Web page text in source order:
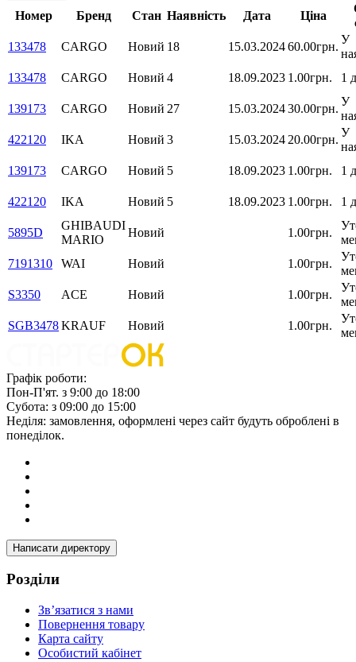
Номер Бренд Стан Наявність Дата Ціна
133478
CARGO Новий 18 15.03.202460.00грн.
У
133478
CARGO Новий 4 18.09.2023 1.00грн. 1
139173 CARGO Новий 27 15.03.202430.00грн.
У
422120
IKA Новий 3 15.03.2024 20.00грн.
У
139173
CARGO Новий 5 18.09.2023 1.00грн. 1
422120 IKA Новий 5 18.09.2023 1.00грн. 1
5895D
GHIBAUDI
MARIO
Новий 1.00грн.
7191310
WAI Новий 1.00грн.
S3350
ACE Новий 1.00грн.
SGB3478KRAUF Новий 1.00грн.
Графік роботи:
Пон-П'ят. з 9:00 до 18:00
Субота: з 09:00 до 15:00
Неділя: замовлення, оформлені через сайт будуть оброблені в
понеділок.
Написати директору
Розділи
Зв’язатися з нами
Повернення товару
Карта сайту
Особистий кабінет